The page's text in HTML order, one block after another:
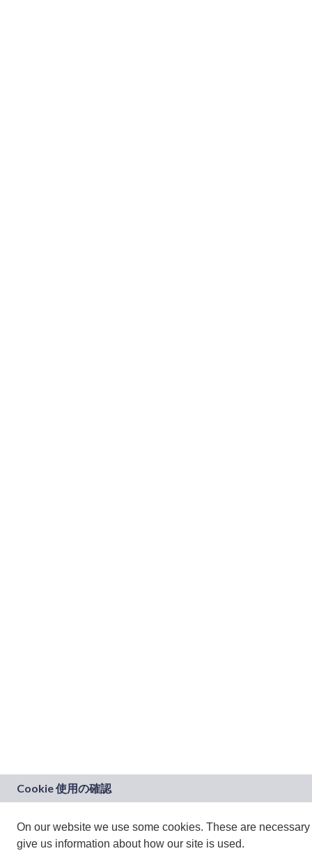
On our website we use some cookies. These are
give us information about how our site is used.